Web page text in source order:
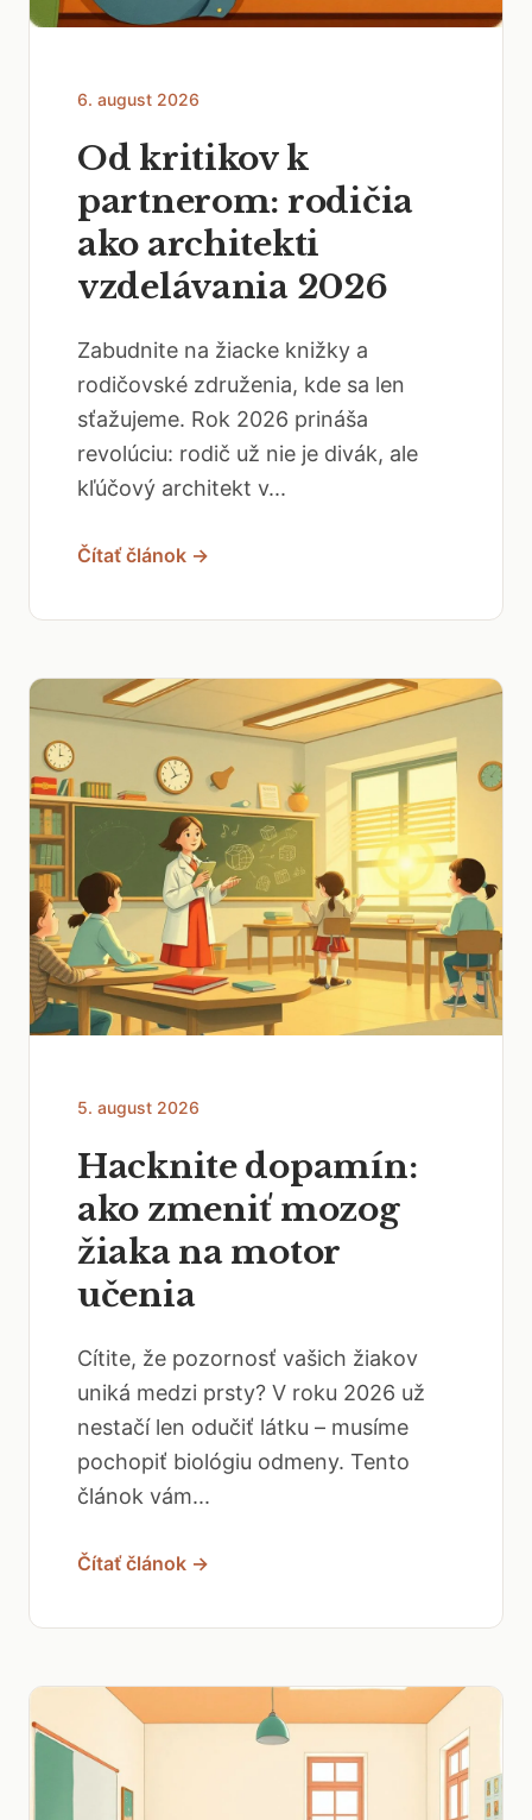
6. august 2026
Od kritikov k
partnerom: rodičia
ako architekti
vzdelávania 2026
Zabudnite na žiacke knižky a
rodičovské združenia, kde sa len
sťažujeme. Rok 2026 prináša
revolúciu: rodič už nie je divák, ale
kľúčový architekt v...
Čítať článok →
5. august 2026
Hacknite dopamín:
ako zmeniť mozog
žiaka na motor
učenia
Cítite, že pozornosť vašich žiakov
uniká medzi prsty? V roku 2026 už
nestačí len odučiť látku – musíme
pochopiť biológiu odmeny. Tento
článok vám...
Čítať článok →